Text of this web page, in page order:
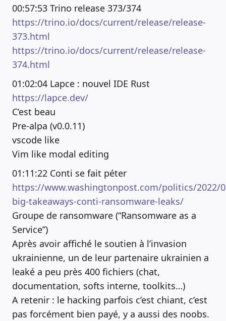
00:57:53 Trino release 373/374
https://trino.io/docs/current/release/release-
373.html
https://trino.io/docs/current/release/release-
374.html
01:02:04 Lapce : nouvel IDE Rust
https://lapce.dev/
C’est beau
Pre-alpa (v0.0.11)
vscode like
Vim like modal editing
01:11:22 Conti se fait péter
https://www.washingtonpost.com/politics/2022/
big-takeaways-conti-ransomware-leaks/
Groupe de ransomware (“Ransomware as a
Service”)
Après avoir affiché le soutien à l’invasion
ukrainienne, un de leur partenaire ukrainien a
leaké a peu près 400 fichiers (chat,
documentation, softs interne, toolkits…)
A retenir : le hacking parfois c’est chiant, c’est
pas forcément bien payé, y a aussi des noobs.